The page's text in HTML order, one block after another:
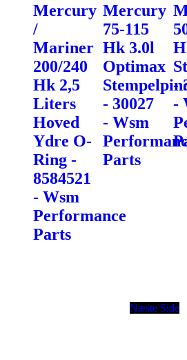
Mercury
/
Mariner
200/240
Hk 2,5
Liters
Hoved
Ydre O-
Ring -
8584521
- Wsm
Performance
Parts
Mercury
75-115
Hk 3.0l
Optimax
- 30027
- Wsm
Parts
-
-
Næste Side